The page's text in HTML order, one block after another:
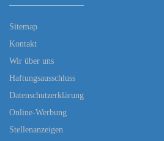
Sitemap
Kontakt
Wir über uns
Haftungsausschluss
Datenschutzerklärung
Online-Werbung
Stellenanzeigen